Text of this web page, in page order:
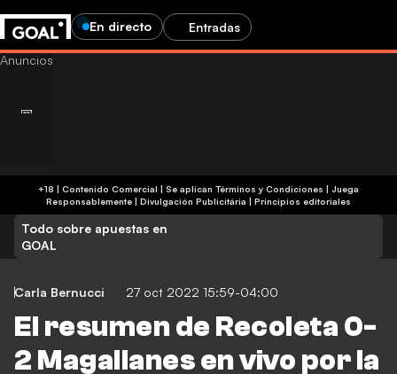
En directo Entradas
+18 | Contenido Comercial | Se aplican Términos y Condiciones | Juega
Responsablemente | Divulgación Publicitária | Principios editoriales
Todo sobre apuestas en
GOAL
Carla Bernucci 27 oct 2022 15:59-04:00
El resumen de Recoleta 0-
2 Magallanes en vivo por la